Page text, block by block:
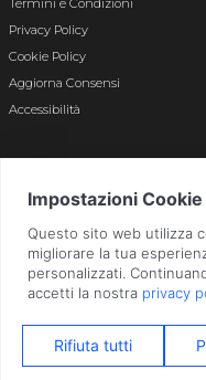
Termini e Condizioni
Privacy Policy
Cookie Policy
Aggiorna Consensi
Accessibilità
Bergamo n.